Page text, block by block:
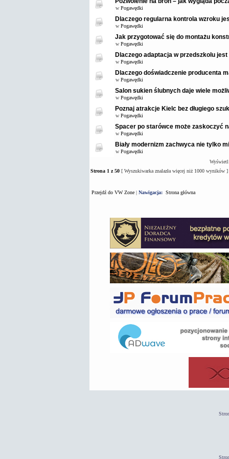
w Pogawędki
Dlaczego regularna kontrola wzroku
w Pogawędki
Jak przygotować się do montażu
w Pogawędki
Dlaczego adaptacja w przedszkolu jest
w Pogawędki
Dlaczego doświadczenie producenta
w Pogawędki
Salon sukien ślubnych daje wiele
w Pogawędki
Poznaj atrakcje Kielc bez długiego
w Pogawędki
Spacer po starówce może zaskoczyć
w Pogawędki
Biały modernizm zachwyca nie tylko
w Pogawędki
Strona 1 z50[ Wyszukiwarka znalazła więcej niż 1000 wyników ]
Przejdź do VW Zone| Nawigacja: Strona główna